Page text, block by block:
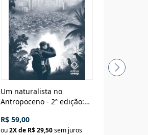
Um naturalista no
Antropoceno - 2ª edição:
selvagem
R$ 59,00
ou2X de R$ 29,50sem juros